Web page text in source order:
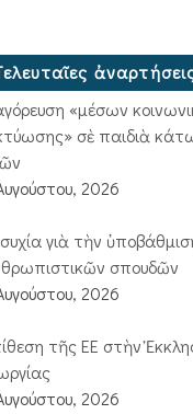
«μέσων
σὲ παιδιὰ
2026
γιὰ τὴν
σπουδῶν
2026
τῆς ΕΕ στὴν
2026